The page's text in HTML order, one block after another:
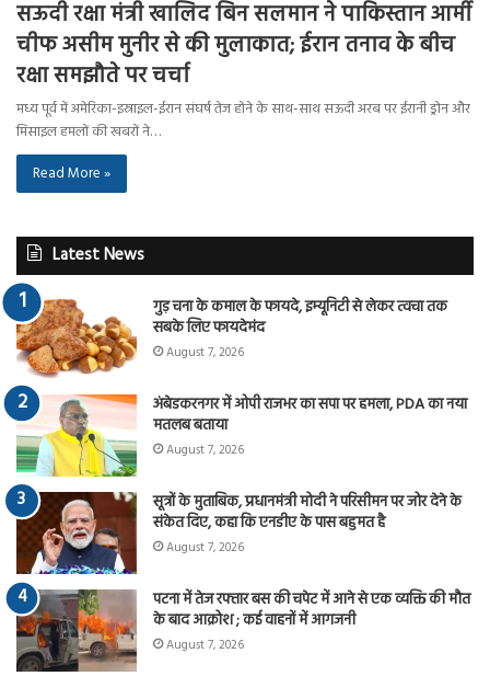
सऊदी रक्षा मंत्री खालिद बिन सलमान ने पाकिस्तान आर्मी
चीफ असीम मुनीर से की मुलाकात; ईरान तनाव के बीच
रक्षा समझौते पर चर्चा
मध्य पूर्व में अमेरिका-इस्राइल-ईरान संघर्ष तेज होने के साथ-साथ सऊदी अरब पर ईरानी ड्रोन और
मिसाइल हमलों की खबरों ने…
Read More »
Latest News
गुड़ चना के कमाल के फायदे, इम्यूनिटी से लेकर त्वचा तक
सबके लिए फायदेमंद
August 7, 2026
अंबेडकरनगर में ओपी राजभर का सपा पर हमला, PDA का नया
मतलब बताया
August 7, 2026
सूत्रों के मुताबिक, प्रधानमंत्री मोदी ने परिसीमन पर जोर देने के
संकेत दिए, कहा कि एनडीए के पास बहुमत है
August 7, 2026
पटना में तेज रफ्तार बस की चपेट में आने से एक व्यक्ति की मौत
के बाद आक्रोश ; कई वाहनों में आगजनी
August 7, 2026